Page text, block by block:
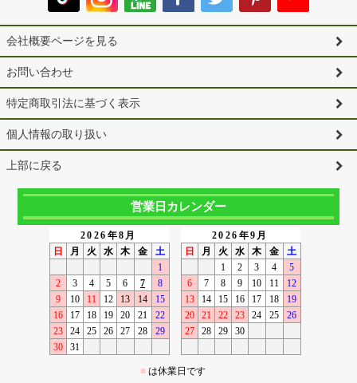
会社概要ページを見る
お問い合わせ
特定商取引法に基づく表示
個人情報の取り扱い
上部に戻る
営業日カレンダー